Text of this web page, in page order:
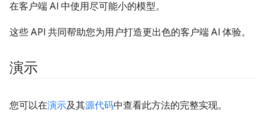
在客户端 AI 中使用尽可能小的模型。
这些 API 共同帮助您为用户打造更出色的客户端 AI 体验。
演示
您可以在演示及其源代码中查看此方法的完整实现。